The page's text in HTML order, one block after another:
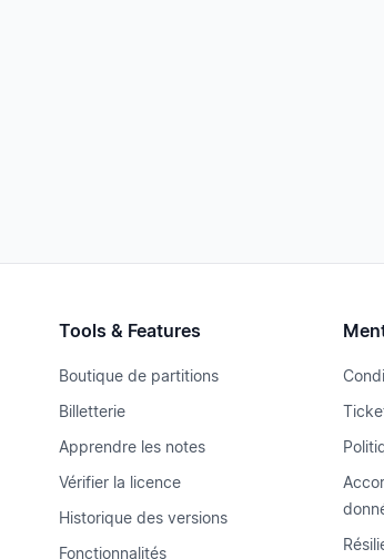
Tools & Features
Boutique de partitions
Billetterie
Apprendre les notes
Vérifier la licence
Historique des versions
Fonctionnalités